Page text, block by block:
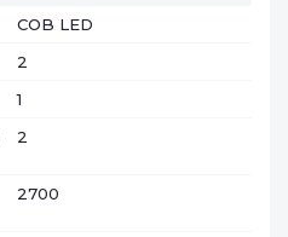
COB LED
2
1
2
2700